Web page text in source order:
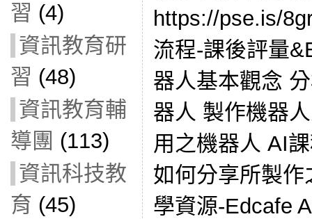
習 (4)
資訊教育研
習 (48)
資訊教育輔
導團 (113)
資訊科技教
育 (45)
https://pse.is/
流程-課後評量
器人基本觀念
器人 製作機器
用之機器人 AI
如何分享所製
學資源-Edcafe